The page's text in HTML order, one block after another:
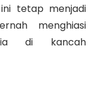
tetap menjadi
menghiasi
di kancah